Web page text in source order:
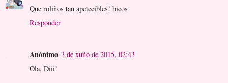
Que roliños tan apetecibles! bicos
Responder
Anónimo 3 de xuño de 2015, 02:43
Ola, Diii!